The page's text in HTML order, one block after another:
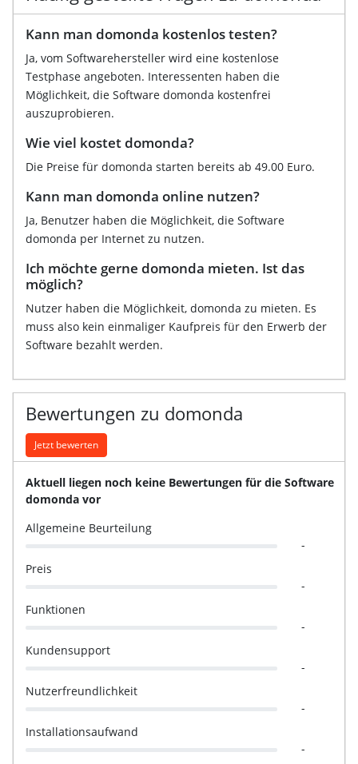
Kann man domonda kostenlos testen?
Ja, vom Softwarehersteller wird eine kostenlose
Testphase angeboten. Interessenten haben die
Möglichkeit, die Software domonda kostenfrei
auszuprobieren.
Wie viel kostet domonda?
Die Preise für domonda starten bereits ab 49.00 Euro.
Kann man domonda online nutzen?
Ja, Benutzer haben die Möglichkeit, die Software
domonda per Internet zu nutzen.
Ich möchte gerne domonda mieten. Ist das
möglich?
Nutzer haben die Möglichkeit, domonda zu mieten. Es
muss also kein einmaliger Kaufpreis für den Erwerb der
Software bezahlt werden.
Bewertungen zu domonda
Jetzt bewerten
Aktuell liegen noch keine Bewertungen für die Software
domonda vor
Allgemeine Beurteilung
-
Preis
-
Funktionen
-
Kundensupport
-
Nutzerfreundlichkeit
-
Installationsaufwand
-